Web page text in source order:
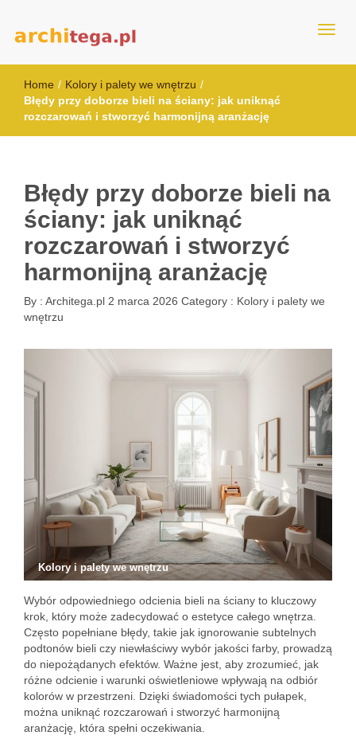
architega.pl
Home / Kolory i palety we wnętrzu /
Błędy przy doborze bieli na ściany: jak uniknąć
rozczarowań i stworzyć harmonijną aranżację
Błędy przy doborze bieli na
ściany: jak uniknąć
rozczarowań i stworzyć
harmonijną aranżację
By : Architega.pl 2 marca 2026 Category : Kolory i palety we
wnętrzu
Kolory i palety we wnętrzu
Wybór odpowiedniego odcienia bieli na ściany to kluczowy
krok, który może zadecydować o estetyce całego wnętrza.
Często popełniane błędy, takie jak ignorowanie subtelnych
podtonów bieli czy niewłaściwy wybór jakości farby, prowadzą
do niepożądanych efektów. Ważne jest, aby zrozumieć, jak
różne odcienie i warunki oświetleniowe wpływają na odbiór
kolorów w przestrzeni. Dzięki świadomości tych pułapek,
można uniknąć rozczarowań i stworzyć harmonijną
aranżację, która spełni oczekiwania.